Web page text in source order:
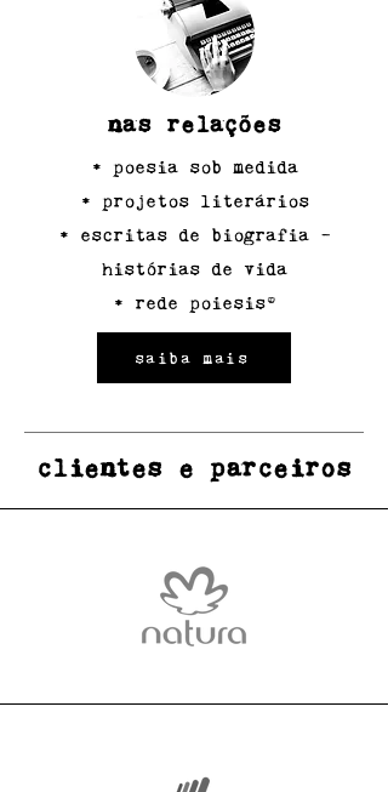
nas relações
• poesia sob medida
• projetos literários
• escritas de biografia –
histórias de vida
• rede poiesis®
saiba mais
clientes e parceiros